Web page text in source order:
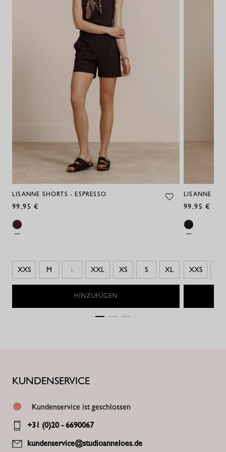
LISANNE SHORTS - ESPRESSO
99,95 €
XXS M L XXL XS S XL
HINZUFÜGEN
LISANNE
99,95 €
XXS
KUNDENSERVICE
Kundenservice ist geschlossen
+31 (0)20 - 6690067
kundenservice@studioanneloes.de